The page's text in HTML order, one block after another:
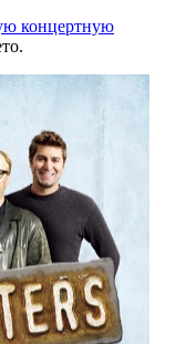
концертную